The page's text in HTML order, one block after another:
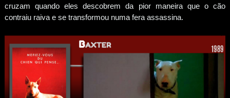
cruzam quando eles descobrem da pior maneira que o cão
contraiu raiva e se transformou numa fera assassina.